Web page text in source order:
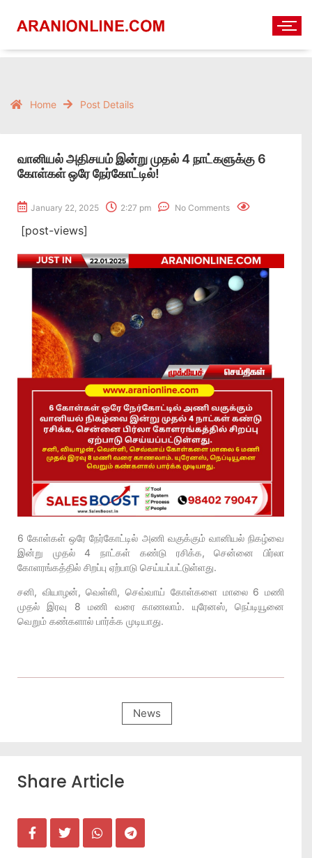
Home Post Details
வானியல் அதிசயம் இன்று முதல் 4 நாட்களுக்கு 6
கோள்கள் ஒரே நேர்கோட்டில்!
January 22, 2025 2:27 pm No Comments
[post-views]
6 கோள்கள் ஒரே நேர்கோட்டில் அணி வகுக்கும் வானியல் நிகழ்வை
இன்று முதல் 4 நாட்கள் கண்டு ரசிக்க, சென்னை பிர்லா
கோளரங்கத்தில் சிறப்பு ஏற்பாடு செய்யப்பட்டுள்ளது.
சனி, வியாழன், வெள்ளி, செவ்வாய் கோள்களை மாலை 6 மணி
முதல் இரவு 8 மணி வரை காணலாம். யுரேனஸ், நெப்டியூனை
வெறும் கண்களால் பார்க்க முடியாது.
News
Share Article